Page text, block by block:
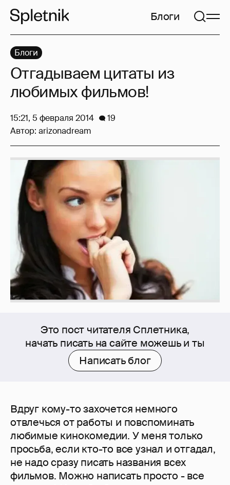
Блоги
Это пост читателя Сплетника,
начать писать на сайте можешь и ты
Написать блог
Вдруг кому-то захочется немного
отвлечься от работы и повспоминать
любимые кинокомедии. У меня только
просьба, если кто-то все узнал и отгадал,
не надо сразу писать названия всех
фильмов. Можно написать просто - все
Блоги
Отгадываем цитаты из
любимых фильмов!
15:21, 5 февраля 2014
19
Автор: arizonadream